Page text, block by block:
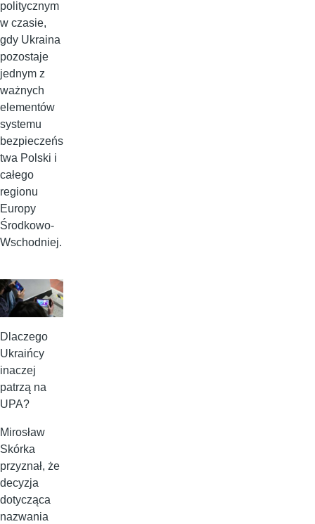
politycznym
w czasie,
gdy Ukraina
pozostaje
jednym z
ważnych
elementów
systemu
bezpieczeńs
twa Polski i
całego
regionu
Europy
Środkowo-
Wschodniej.
Dlaczego
Ukraińcy
inaczej
patrzą na
UPA?
Mirosław
Skórka
przyznał, że
decyzja
dotycząca
nazwania